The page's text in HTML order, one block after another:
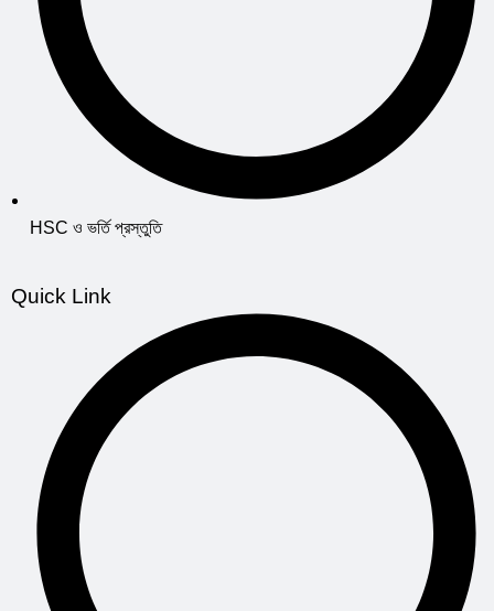
HSC ও ভর্তি প্রস্তুতি
Quick Link